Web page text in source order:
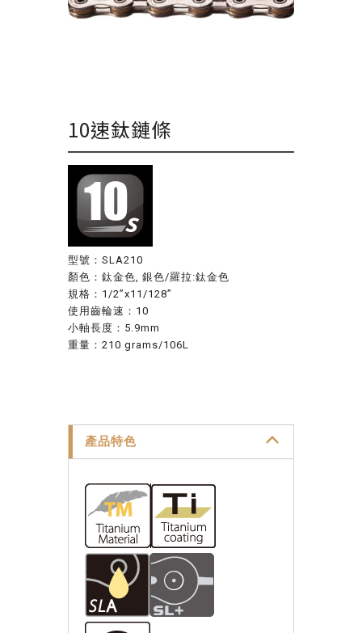
10速鈦鏈條
型號：SLA210
顏色：鈦金色, 銀色/羅拉:鈦金色
規格：1/2”x11/128”
使用齒輪速：10
小軸長度：5.9mm
重量：210 grams/106L
產品特色